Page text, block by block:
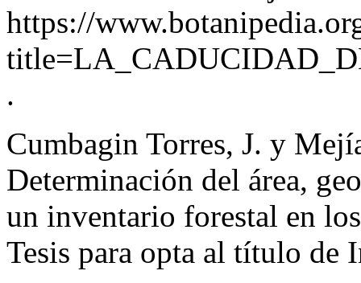
https://
.
Cumbagin Torres, J. y
Determinación del área,
un inventario forestal en
Tesis para opta al título de